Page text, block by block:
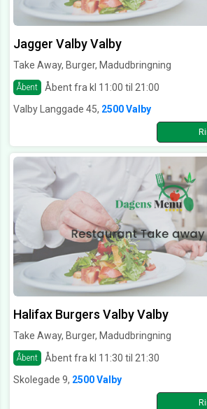
Jagger Valby Valby
Take Away, Burger, Madudbringning
Åbent
Åbent fra kl 11:00 til 21:00
Valby Langgade 45, 2500 Valby
Halifax Burgers Valby Valby
Take Away, Burger, Madudbringning
Åbent
Åbent fra kl 11:30 til 21:30
Skolegade 9, 2500 Valby